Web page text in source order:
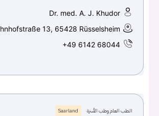
Dr. med. A. J. Khudor
13, 65428 Rüsselsheim
+49 6142 68044
الطب العام وطب الأسرة Saarland